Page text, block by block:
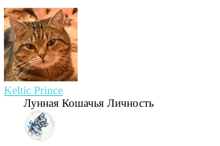
Keltic Prince
Лунная Кошачья Личность